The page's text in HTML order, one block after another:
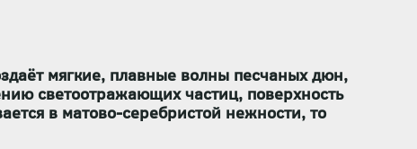
мягкие, плавные волны песчаных дюн,
светоотражающих частиц, поверхность
в матово-серебристой нежности, то